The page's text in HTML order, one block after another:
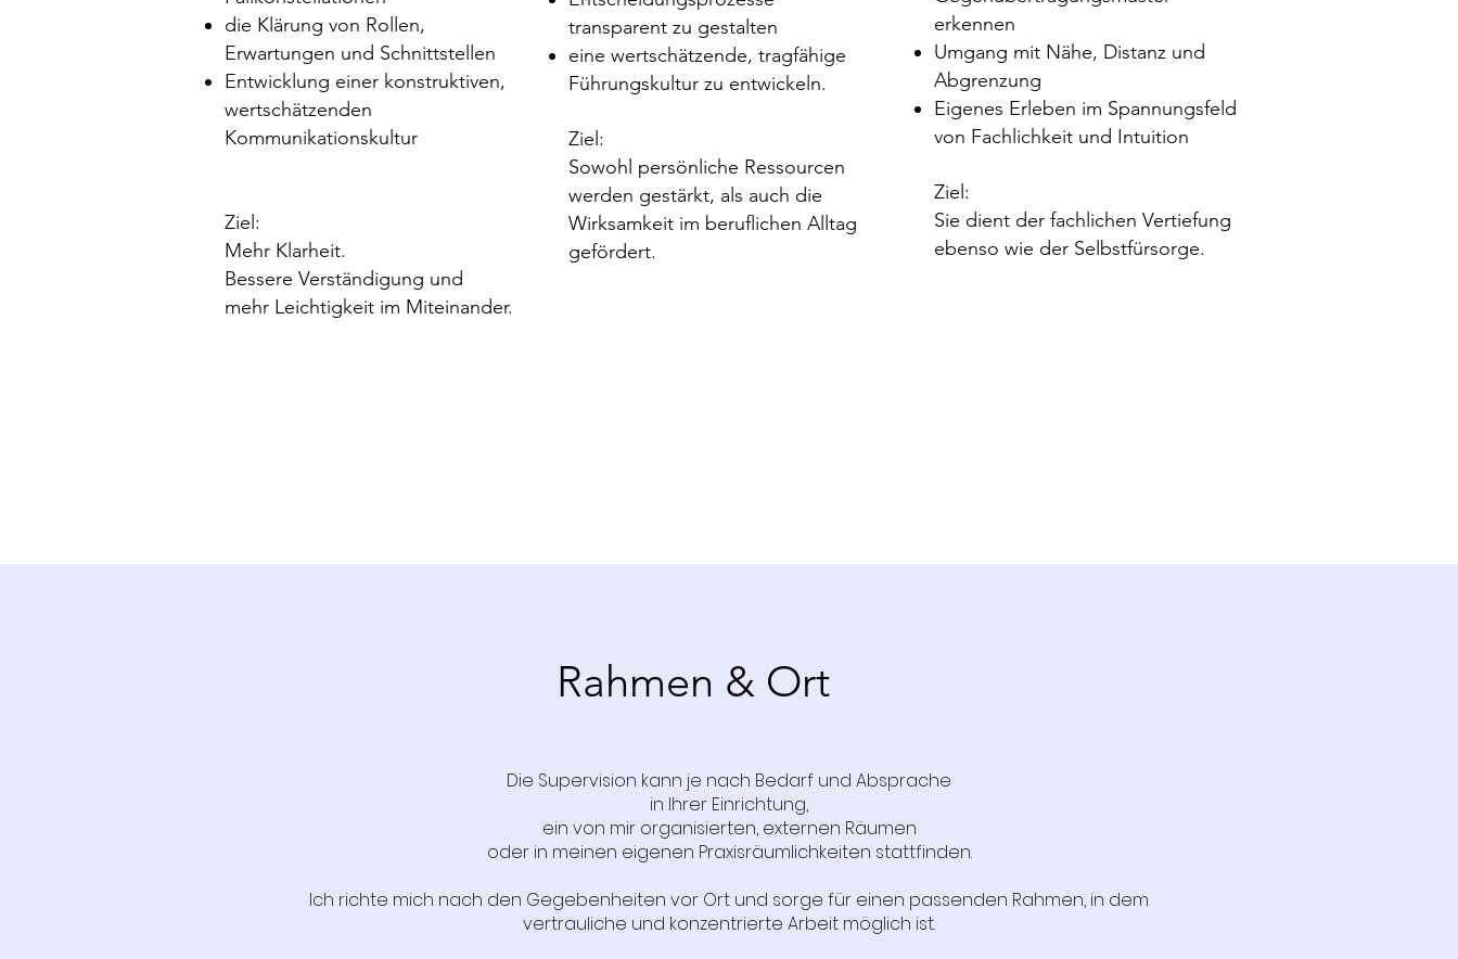
die Klärung von Rollen,
Erwartungen und Schnittstellen
Entwicklung einer konstruktiven,
wertschätzenden
Kommunikationskultur
Ziel:
Mehr Klarheit.
Bessere Verständigung und
mehr Leichtigkeit im Miteinander.
transparent zu gestalten
eine wertschätzende, tragfähige
Führungskultur zu entwickeln.
Ziel:
Sowohl persönliche Ressourcen
werden gestärkt, als auch die
Wirksamkeit im beruflichen Alltag
gefördert.
erkennen
Umgang mit Nähe, Distanz und
Abgrenzung
Eigenes Erleben im Spannungsfeld
von Fachlichkeit und Intuition
Ziel:
Sie dient der fachlichen Vertiefung
ebenso wie der Selbstfürsorge.
Rahmen & Ort
Die Supervision kann je nach Bedarf und Absprache
in Ihrer Einrichtung,
ein von mir organisierten, externen Räumen
oder in meinen eigenen Praxisräumlichkeiten stattfinden.
Ich richte mich nach den Gegebenheiten vor Ort und sorge für einen passenden Rahmen, in dem
vertrauliche und konzentrierte Arbeit möglich ist.